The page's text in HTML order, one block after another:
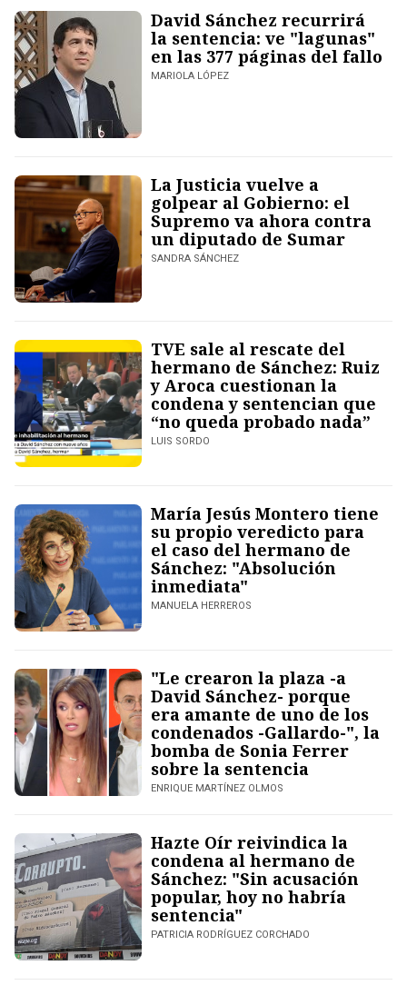
David Sánchez recurrirá
la sentencia: ve "lagunas"
en las 377 páginas del fallo
MARIOLA LÓPEZ
La Justicia vuelve a
golpear al Gobierno: el
Supremo va ahora contra
un diputado de Sumar
SANDRA SÁNCHEZ
TVE sale al rescate del
hermano de Sánchez: Ruiz
y Aroca cuestionan la
condena y sentencian que
“no queda probado nada”
LUIS SORDO
María Jesús Montero tiene
su propio veredicto para
el caso del hermano de
Sánchez: "Absolución
inmediata"
MANUELA HERREROS
"Le crearon la plaza -a
David Sánchez- porque
era amante de uno de los
condenados -Gallardo-", la
bomba de Sonia Ferrer
sobre la sentencia
ENRIQUE MARTÍNEZ OLMOS
Hazte Oír reivindica la
condena al hermano de
Sánchez: "Sin acusación
popular, hoy no habría
sentencia"
PATRICIA RODRÍGUEZ CORCHADO